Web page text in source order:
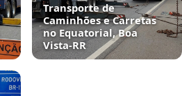
Transporte de
Caminhões e Carretas
no Equatorial, Boa
Vista‑RR